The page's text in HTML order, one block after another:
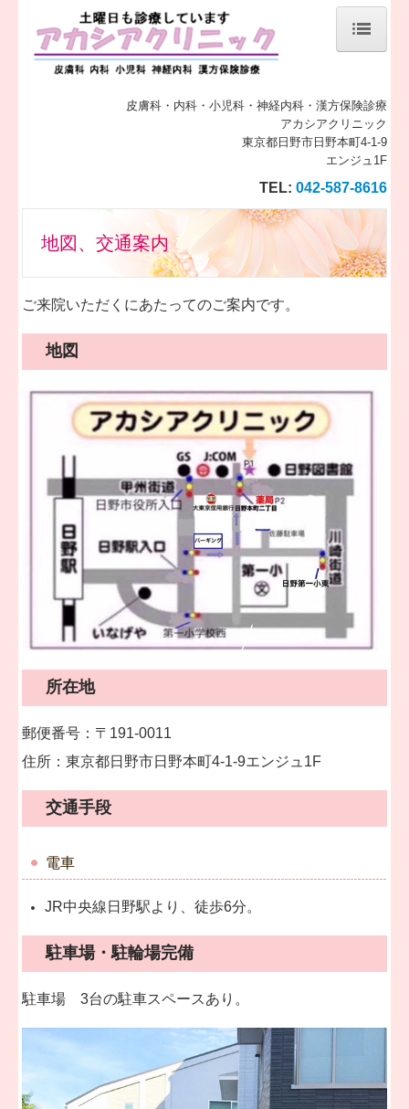
トップページ
地図、交通案内
リンク集
個人情報保護方針
保険診療科目
自費治療料金（保険適用外）
皮膚科・内科・小児科・神経内科・漢方保険診療
アカシアクリニック
東京都日野市日野本町4-1-9
エンジュ1F
TEL: 042-587-8616
地図、交通案内
ご来院いただくにあたってのご案内です。
地図
所在地
郵便番号：〒191-0011
住所：東京都日野市日野本町4-1-9エンジュ1F
交通手段
電車
JR中央線日野駅より、徒歩6分。
駐車場・駐輪場完備
駐車場 3台の駐車スペースあり。